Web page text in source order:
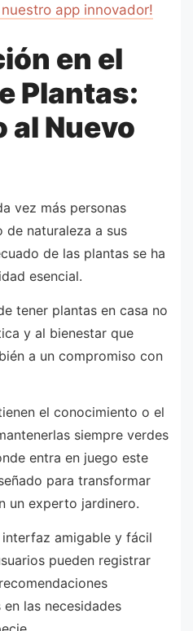
app innovador!
en el
Plantas:
al Nuevo
vez más personas
de naturaleza a sus
de las plantas se ha
esencial.
tener plantas en casa no
y al bienestar que
a un compromiso con
el conocimiento o el
siempre verdes
entra en juego este
para transformar
un experto jardinero.
amigable y fácil
pueden registrar
las necesidades